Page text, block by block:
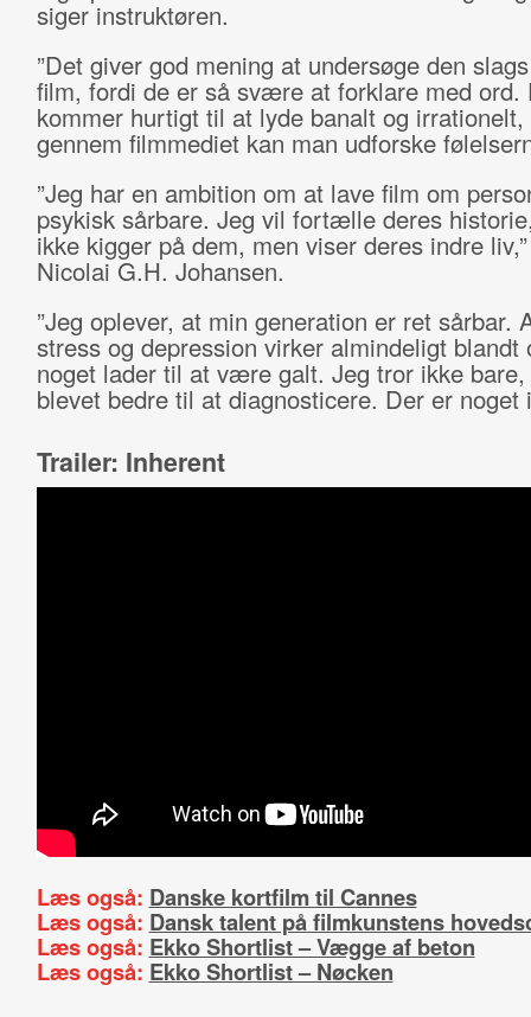
siger instruktøren.
”Det giver god mening at undersøge den
film, fordi de er så svære at forklare med ord.
kommer hurtigt til at lyde banalt og irrationelt,
gennem filmmediet kan man udforske
”Jeg har en ambition om at lave film om
psykisk sårbare. Jeg vil fortælle deres
ikke kigger på dem, men viser deres indre
Nicolai G.H. Johansen.
”Jeg oplever, at min generation er ret sårbar.
stress og depression virker almindeligt blandt
noget lader til at være galt. Jeg tror ikke
blevet bedre til at diagnosticere. Der er noget
Trailer: Inherent
Læs også: Danske kortfilm til Cannes
Læs også: Dansk talent på filmkunstens
Læs også: Ekko Shortlist – Vægge af beton
Læs også: Ekko Shortlist – Nøcken